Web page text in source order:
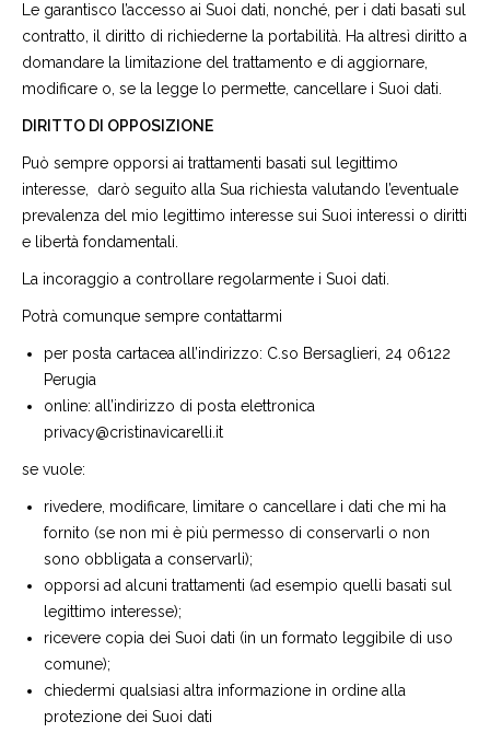
Le garantisco l’accesso ai Suoi dati, nonché, per i dati basati sul
contratto, il diritto di richiederne la portabilità. Ha altresì diritto a
domandare la limitazione del trattamento e di aggiornare,
modificare o, se la legge lo permette, cancellare i Suoi dati.
DIRITTO DI OPPOSIZIONE
Può sempre opporsi ai trattamenti basati sul legittimo
interesse, darò seguito alla Sua richiesta valutando l’eventuale
prevalenza del mio legittimo interesse sui Suoi interessi o diritti
e libertà fondamentali.
La incoraggio a controllare regolarmente i Suoi dati.
Potrà comunque sempre contattarmi
per posta cartacea all’indirizzo: C.so Bersaglieri, 24 06122
Perugia
online: all’indirizzo di posta elettronica
privacy@cristinavicarelli.it
se vuole:
rivedere, modificare, limitare o cancellare i dati che mi ha
fornito (se non mi è più permesso di conservarli o non
sono obbligata a conservarli);
opporsi ad alcuni trattamenti (ad esempio quelli basati sul
legittimo interesse);
ricevere copia dei Suoi dati (in un formato leggibile di uso
comune);
chiedermi qualsiasi altra informazione in ordine alla
protezione dei Suoi dati